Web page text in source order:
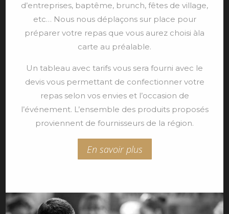
d’entreprises, baptême, brunch, fêtes de village,
etc… Nous nous déplaçons sur place pour
préparer votre repas que vous aurez choisi àla
carte au préalable.
Un tableau avec tarifs vous sera fourni avec le
devis vous permettant de confectionner votre
repas selon vos envies et l’occasion de
l’événement. L’ensemble des produits proposés
proviennent de fournisseurs de la région.
En savoir plus